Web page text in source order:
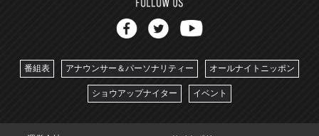
番組表 アナウンサー＆パーソナリティー オールナイトニッポン
ショウアップナイター イベント